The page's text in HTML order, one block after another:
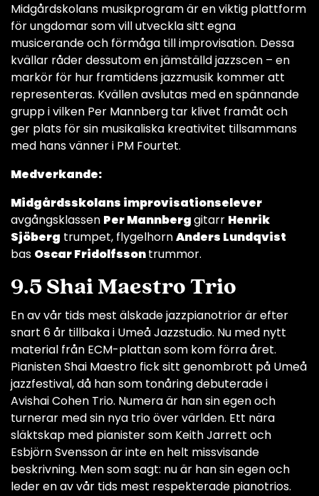
Midgårdskolans musikprogram är en viktig plattform
för ungdomar som vill utveckla sitt egna
musicerande och förmåga till improvisation. Dessa
kvällar råder dessutom en jämställd jazzscen – en
markör för hur framtidens jazzmusik kommer att
representeras. Kvällen avslutas med en spännande
grupp i vilken Per Mannberg tar klivet framåt och
ger plats för sin musikaliska kreativitet tillsammans
med hans vänner i PM Fourtet.
Medverkande:
Midgårdsskolans improvisationselever
avgångsklassen Per Mannberggitarr Henrik
Sjöberg trumpet, flygelhornAnders Lundqvist
bas Oscar Fridolfssontrummor.
9.5 Shai Maestro Trio
En av vår tids mest älskade jazzpianotrior är efter
snart 6 år tillbaka i Umeå Jazzstudio. Nu med nytt
material från ECM-plattan som kom förra året.
Pianisten Shai Maestro fick sitt genombrott på Umeå
jazzfestival, då han som tonåring debuterade i
Avishai Cohen Trio. Numera är han sin egen och
turnerar med sin nya trio över världen. Ett nära
släktskap med pianister som Keith Jarrett och
Esbjörn Svensson är inte en helt missvisande
beskrivning. Men som sagt: nu är han sin egen och
leder en av vår tids mest respekterade pianotrios.